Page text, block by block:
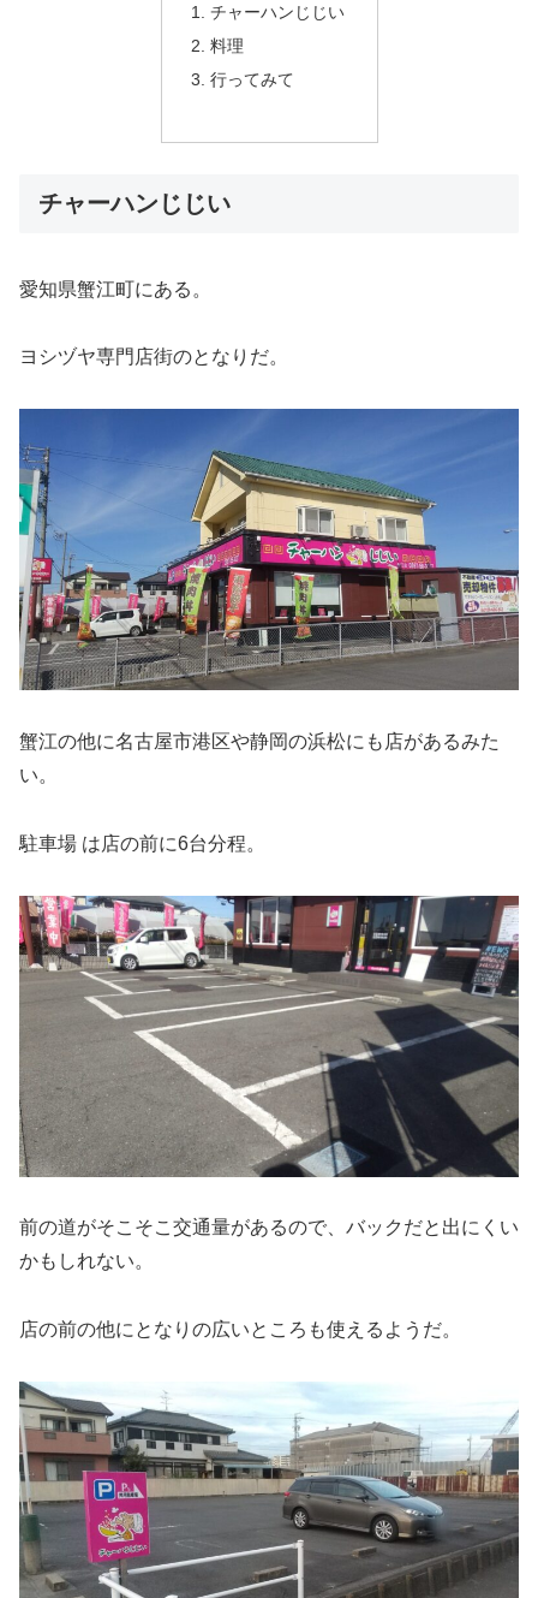
チャーハンじじい
料理
行ってみて
チャーハンじじい
愛知県蟹江町にある。
ヨシヅヤ専門店街のとなりだ。
蟹江の他に名古屋市港区や静岡の浜松にも店があるみた
い。
駐車場 は店の前に6台分程。
前の道がそこそこ交通量があるので、バックだと出にくい
かもしれない。
店の前の他にとなりの広いところも使えるようだ。